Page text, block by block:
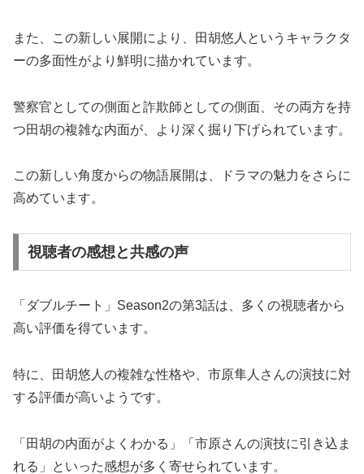
また、この新しい展開により、田胡悠人というキャラクタ
ーの多面性がより鮮明に描かれています。
警察官としての側面と詐欺師としての側面、その両方を持
つ田胡の複雑な内面が、より深く掘り下げられています。
この新しい角度からの物語展開は、ドラマの魅力をさらに
高めています。
視聴者の感想と共感の声
「ダブルチート」Season2の第3話は、多くの視聴者から
高い評価を得ています。
特に、田胡悠人の複雑な性格や、市原隼人さんの演技に対
する評価が高いようです。
「田胡の内面がよくわかる」「市原さんの演技に引き込ま
れる」といった感想が多く寄せられています。